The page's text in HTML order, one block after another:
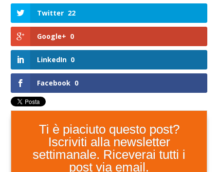
Twitter 22
Google+ 0
LinkedIn 0
Facebook 0
Ti è piaciuto questo post?
Iscriviti alla newsletter
settimanale. Riceverai tutti i
post via email.